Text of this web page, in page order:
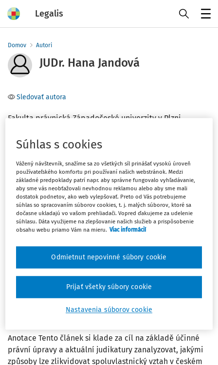
Legalis
Domov Autori
JUDr. Hana Jandová
Sledovať autora
Fakulta právnická Západočeské univerzity v Plzni
Téma
Filter
Počet vyhľadaných dokumentov:1
Najnovšie Najstaršie
ČLÁNKY
Výjimky z časově neomezeného práva
spoluvlastníka na likvidaci
spoluvlastnického vztahu v českém
Anotace Tento článek si klade za cíl na základě účinné
právní úpravy a aktuální judikatury zanalyzovat, jakými
způsoby lze zlikvidovat spoluvlastnický vztah v českém
Súhlas s cookies
Vážený návštevník, snažíme sa zo všetkých síl prinášať vysokú úroveň
používateľského komfortu pri používaní našich webstránok. Medzi
základné predpoklady patrí napr. aby správne fungovalo vyhľadávanie,
aby sme vás neobťažovali nevhodnou reklamou alebo aby sme mali
dostatok podnetov, ako web vylepšovať. Preto od Vás potrebujeme
súhlas so spracovaním súborov cookies, t. j. malých súborov, ktoré sa
dočasne ukladajú vo vašom prehliadači. Vopred ďakujeme za udelenie
súhlasu. Dáta využijeme na zlepšovanie našich služieb a prispôsobenie
obsahu webu priamo Vám na mieru. Viac informácií
Nastavenia súborov cookie
Odmietnut nepovinné súbory cookie
Prijať všetky súbory cookie